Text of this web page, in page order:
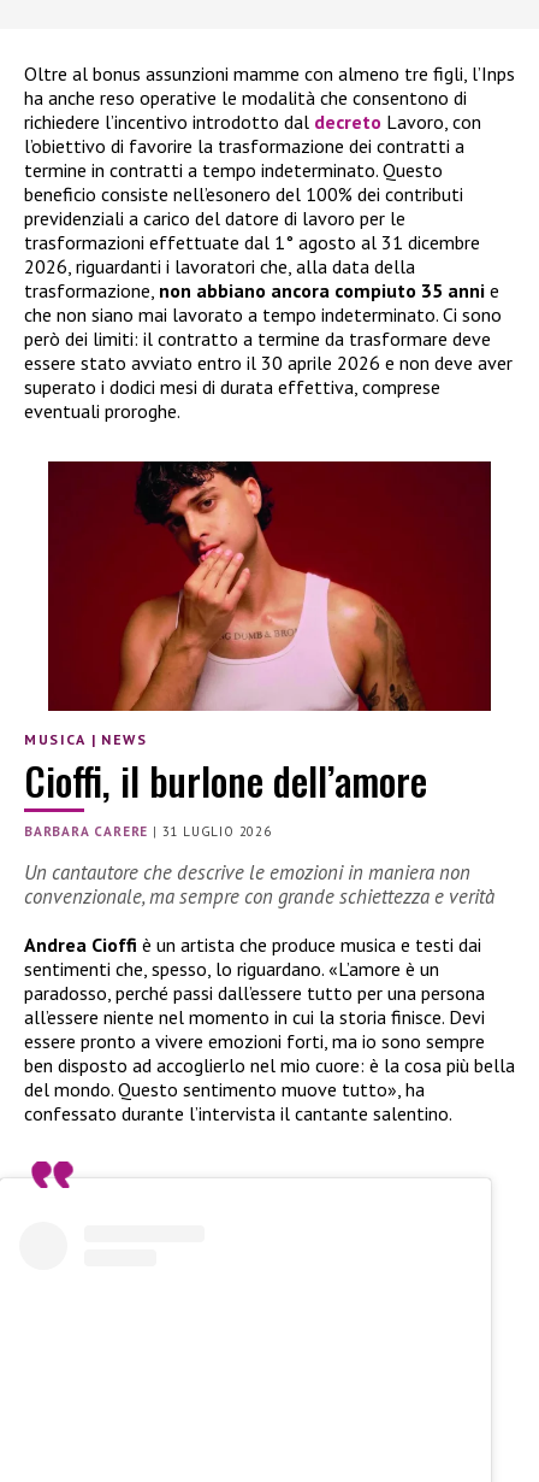
Oltre al bonus assunzioni mamme con almeno tre figli, l’Inps
ha anche reso operative le modalità che consentono di
richiedere l’incentivo introdotto dal decreto Lavoro, con
l’obiettivo di favorire la trasformazione dei contratti a
termine in contratti a tempo indeterminato. Questo
beneficio consiste nell’esonero del 100% dei contributi
previdenziali a carico del datore di lavoro per le
trasformazioni effettuate dal 1° agosto al 31 dicembre
2026, riguardanti i lavoratori che, alla data della
trasformazione, non abbiano ancora compiuto 35 anni e
che non siano mai lavorato a tempo indeterminato. Ci sono
però dei limiti: il contratto a termine da trasformare deve
essere stato avviato entro il 30 aprile 2026 e non deve aver
superato i dodici mesi di durata effettiva, comprese
eventuali proroghe.
MUSICA | NEWS
Cioffi, il burlone dell’amore
BARBARA CARERE | 31 LUGLIO 2026
Un cantautore che descrive le emozioni in maniera non
convenzionale, ma sempre con grande schiettezza e verità
Andrea Cioffi è un artista che produce musica e testi dai
sentimenti che, spesso, lo riguardano. «L’amore è un
paradosso, perché passi dall’essere tutto per una persona
all’essere niente nel momento in cui la storia finisce. Devi
essere pronto a vivere emozioni forti, ma io sono sempre
ben disposto ad accoglierlo nel mio cuore: è la cosa più bella
del mondo. Questo sentimento muove tutto», ha
confessato durante l’intervista il cantante salentino.